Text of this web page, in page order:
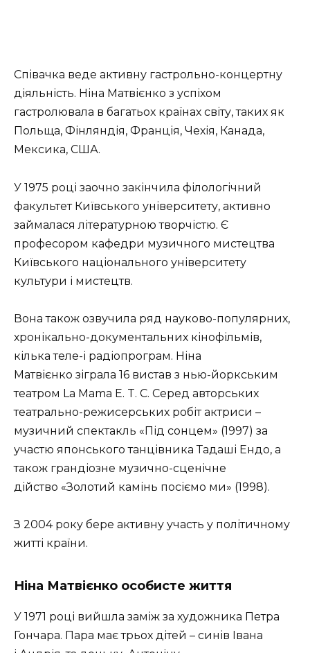
Співачка веде активну гастрольно-концертну
діяльність. Ніна Матвієнко з успіхом
гастролювала в багатьох країнах світу, таких як
Польща, Фінляндія, Франція, Чехія, Канада,
Мексика, США.
У 1975 році заочно закінчила філологічний
факультет Київського університету, активно
займалася літературною творчістю. Є
професором кафедри музичного мистецтва
Київського національного університету
культури і мистецтв.
Вона також озвучила ряд науково-популярних,
хронікально-документальних кінофільмів,
кілька теле-і радіопрограм. Ніна
Матвієнко зіграла 16 вистав з нью-йоркським
театром La Mama E. T. C. Серед авторських
театрально-режисерських робіт актриси –
музичний спектакль «Під сонцем» (1997) за
участю японського танцівника Тадаші Ендо, а
також грандіозне музично-сценічне
дійство «Золотий камінь посіємо ми» (1998).
З 2004 року бере активну участь у політичному
житті країни.
Ніна Матвієнко особисте життя
У 1971 році вийшла заміж за художника Петра
Гончара. Пара має трьох дітей – синів Івана